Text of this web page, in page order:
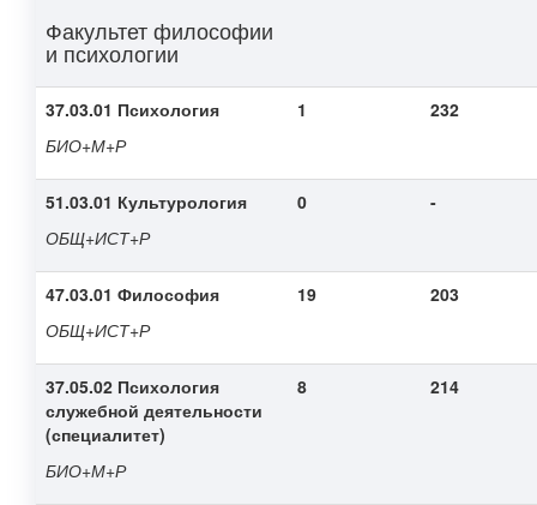
Факультет философии
и психологии
37.03.01 Психология
БИО+М+Р
1 232
51.03.01 Культурология
ОБЩ+ИСТ+Р
0 -
47.03.01 Философия
ОБЩ+ИСТ+Р
19 203
37.05.02 Психология
служебной деятельности
(специалитет)
БИО+М+Р
8 214